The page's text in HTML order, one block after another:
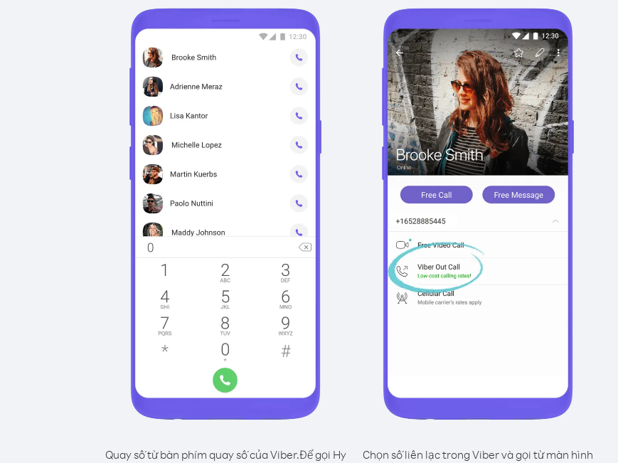
Quay số từ bàn phím quay số của Viber.Để gọi Hy
Chọn số liên lạc trong Viber và gọi từ màn hình